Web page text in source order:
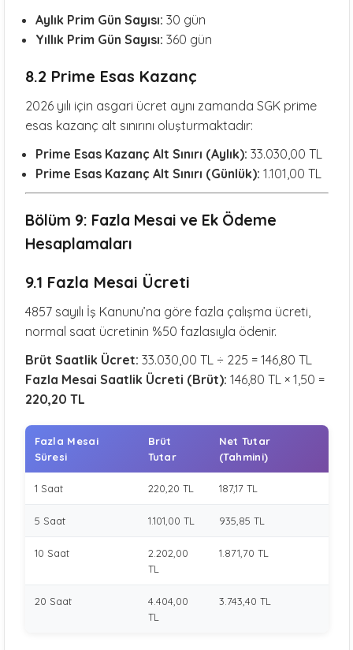
Aylık Prim Gün Sayısı: 30 gün
Yıllık Prim Gün Sayısı: 360 gün
8.2 Prime Esas Kazanç
2026 yılı için asgari ücret aynı zamanda SGK prime
esas kazanç alt sınırını oluşturmaktadır:
Prime Esas Kazanç Alt Sınırı (Aylık): 33.030,00 TL
Prime Esas Kazanç Alt Sınırı (Günlük): 1.101,00 TL
Bölüm 9: Fazla Mesai ve Ek Ödeme
Hesaplamaları
9.1 Fazla Mesai Ücreti
4857 sayılı İş Kanunu’na göre fazla çalışma ücreti,
normal saat ücretinin %50 fazlasıyla ödenir.
Brüt Saatlik Ücret: 33.030,00 TL ÷ 225 = 146,80 TL
Fazla Mesai Saatlik Ücreti (Brüt): 146,80 TL × 1,50 =
220,20 TL
Fazla Mesai
Süresi
Brüt
Tutar
Net Tutar
(Tahmini)
1 Saat 220,20 TL 187,17 TL
5 Saat 1.101,00 TL 935,85 TL
10 Saat
2.202,00
TL
1.871,70 TL
20 Saat
4.404,00
TL
3.743,40 TL